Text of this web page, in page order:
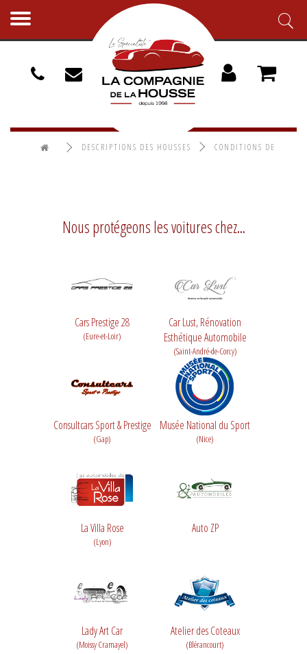
Toggle
DESCRIPTIONS DES HOUSSES
CONDITIONS DE
Nous protégeons les voitures chez...
Cars Prestige 28
(Eure-et-Loir)
Car Lust, Rénovation
Esthétique Automobile
(Saint-André-de-Corcy)
Consultcars Sport & Prestige
(Gap)
Musée National du Sport
(Nice)
La Villa Rose
(Lyon)
Auto ZP
Lady Art Car
(Moissy Cramayel)
Atelier des Coteaux
(Blérancourt)